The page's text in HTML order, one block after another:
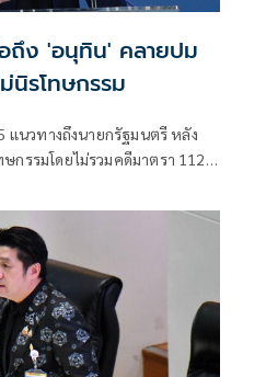
ถึง 'อนุทิน' คลายปม
นิรโทษกรรม
แนวทางถึงนายกรัฐมนตรี หลัง
กรรมโดยไม่รวมคดีมาตรา 112